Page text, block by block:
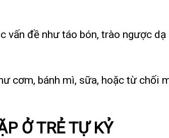
vấn đề như táo bón, trào ngược dạ
cơm, bánh mì, sữa, hoặc từ chối
Ở TRẺ TỰ KỶ